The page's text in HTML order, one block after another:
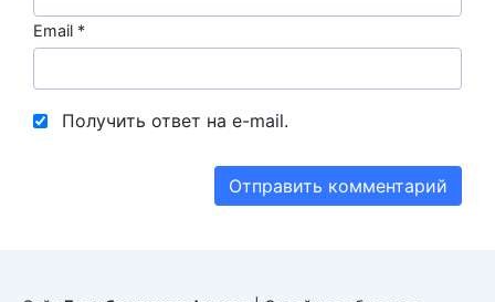
Email *
Получить ответ на e-mail.